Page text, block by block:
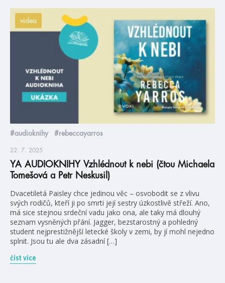
videa
#audioknihy #rebeccayarros
22. 7. 2025
YA AUDIOKNIHY Vzhlédnout k nebi (čtou Michaela
Tomešová a Petr Neskusil)
Dvacetiletá Paisley chce jedinou věc – osvobodit se z vlivu
svých rodičů, kteří ji po smrti její sestry úzkostlivě střeží. Ano,
má sice stejnou srdeční vadu jako ona, ale taky má dlouhý
seznam vysněných přání. Jagger, bezstarostný a pohledný
student nejprestižnější letecké školy v zemi, by jí mohl nejedno
splnit. Jsou tu ale dva zásadní […]
číst více